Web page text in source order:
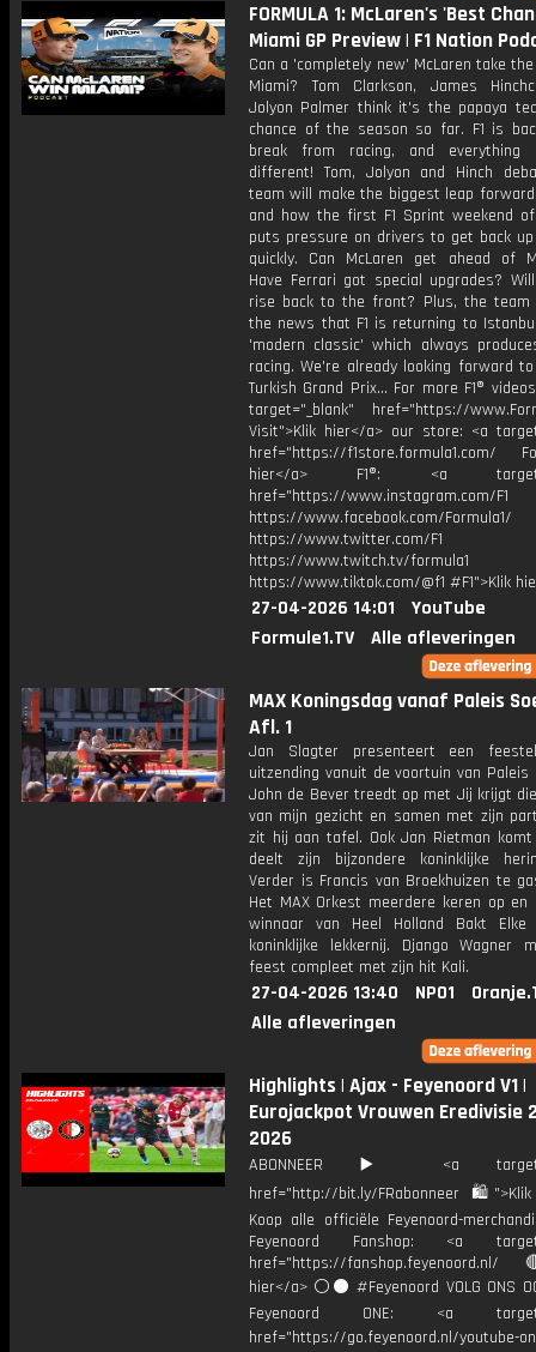
FORMULA 1: McLaren's 'Best
Miami GP Preview | F1 Nation
Can a 'completely new' McLaren take
Miami? Tom Clarkson, James
Jolyon Palmer think it's the papaya
chance of the season so far. F1 is
break from racing, and everything
different! Tom, Jolyon and Hinch
team will make the biggest leap
and how the first F1 Sprint weekend
puts pressure on drivers to get back
quickly. Can McLaren get ahead of
Have Ferrari got special upgrades?
rise back to the front? Plus, the team
the news that F1 is returning to
'modern classic' which always
racing. We're already looking forward
Turkish Grand Prix... For more F1®
target="_blank" href="https://
Visit">Klik hier</a> our store: <a
href="https://f1store.formula1.com/
hier</a> F1®: <a
href="https://www.instagram.com/F1
https://www.facebook.com/Formula1/
https://www.twitter.com/F1
https://www.twitch.tv/formula1
https://www.tiktok.com/@f1 #F1">Klik
27-04-2026 14:01
YouTube
Formule1.TV
Alle afleveringen
MAX Koningsdag vanaf Paleis
Afl. 1
Jan Slagter presenteert een
uitzending vanuit de voortuin van Paleis
John de Bever treedt op met Jij krijgt
van mijn gezicht en samen met zijn
zit hij aan tafel. Ook Jan Rietman
deelt zijn bijzondere koninklijke
Verder is Francis van Broekhuizen te
Het MAX Orkest meerdere keren op en
winnaar van Heel Holland Bakt Elke
koninklijke lekkernij. Django Wagner
feest compleet met zijn hit Kali.
27-04-2026 13:40 NPO1
Alle afleveringen
Highlights | Ajax - Feyenoord V1 |
Eurojackpot Vrouwen Eredivisie
2026
ABONNEER ▶️ <a
href="http://bit.ly/FRabonneer
Koop alle officiële Feyenoord-
Feyenoord Fanshop: <a
href="https://
hier</a> ⚪️⚫ #Feyenoord VOLG ONS
Feyenoord ONE: <a
href="https://go.feyenoord.nl/youtube-